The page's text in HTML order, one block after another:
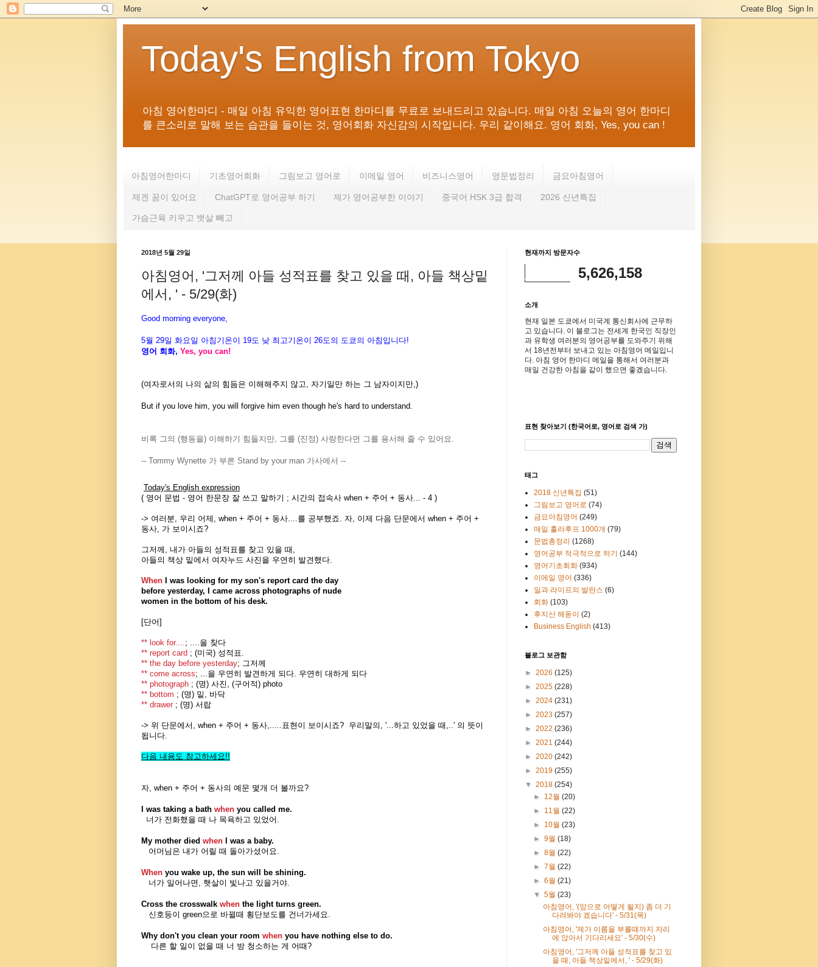
Today's English from Tokyo
아침 영어한마디 - 매일 아침 유익한 영어표현 한마디를 무료로 보내드리고 있습니다. 매일 아침 오늘의 영어 한마디
를 큰소리로 말해 보는 습관을 들이는 것, 영어회화 자신감의 시작입니다. 우리 같이해요. 영어 회화, Yes, you can !
아침영어한마디 기초영어회화 그림보고 영어로 이메일 영어 비즈니스영어 영문법정리 금요아침영어
제겐 꿈이 있어요 ChatGPT로 영어공부 하기 제가 영어공부한 이야기 중국어 HSK 3급 합격 2026 신년특집
가슴근육 키우고 뱃살 빼고
2018년 5월 29일
아침영어, '그저께 아들 성적표를 찾고 있을 때, 아들 책상밑
에서, ' - 5/29(화)
Good morning everyone,
5월 29일 화요일 아침기온이 19도 낮 최고기온이 26도의 도쿄의 아침입니다!
영어 회화, Yes, you can!
(여자로서의 나의 삶의 힘듬은 이해해주지 않고, 자기일만 하는 그 남자이지만,)
But if you love him, you will forgive him even though he's hard to understand.
비록 그의 (행동을) 이해하기 힘들지만, 그를 (진정) 사랑한다면 그를 용서해 줄 수 있어요.
-- Tommy Wynette 가 부른 Stand by your man 가사에서 --
Today's English expression
( 영어 문법 - 영어 한문장 잘 쓰고 말하기 ; 시간의 접속사 when + 주어 + 동사... - 4 )
-> 여러분, 우리 어제, when + 주어 + 동사....를 공부했죠. 자, 이제 다음 단문에서 when + 주어 +
동사, 가 보이시죠?
그저께, 내가 아들의 성적표를 찾고 있을 때,
아들의 책상 밑에서 여자누드 사진 을 우연히 발견했다.
When I was looking for my son's report card the day
before yesterday, I came across photographs of nude
women in the bottom of his desk.
[단어]
** look for....; ....을 찾다
** report card ; (미국) 성적표.
** the day before yesterday; 그저께
** come across; ...을 우연히 발견하게 되다. 우연히 대하게 되다
** photograph ; (명) 사진, (구어적) photo
** bottom ; (명) 밑, 바닥
** drawer ; (명) 서랍
-> 위 단문에서, when + 주어 + 동사,.....표현이 보이시죠? 우리말의, '...하고 있었을 때,..' 의 뜻이
됩니다.
다음 내용도 참고하세요!!
자, when + 주어 + 동사의 예문 몇개 더 볼까요?
I was taking a bath when you called me.
너가 전화했을 때 나 목욕하고 있었어.
My mother died when I was a baby.
어머님은 내가 어릴 때 돌아가셨어요.
When you wake up, the sun will be shining.
너가 일어나면, 햇살이 빛나고 있을거야.
Cross the crosswalk when the light turns green.
신호등이 green으로 바뀔때 횡단보도를 건너가세요.
Why don't you clean your room when you have nothing else to do.
다른 할 일이 없을 때 너 방 청소하는 게 어때?
현재까지 방문자수
5,626,158
소개
현재 일본 도쿄에서 미국계 통신회사에 근무하
고 있습니다. 이 블로그는 전세계 한국인 직장인
과 유학생 여러분의 영어공부를 도와주기 위해
서 18년전부터 보내고 있는 아침영어 메일입니
다. 아침 영어 한마디 메일을 통해서 여러분과
매일 건강한 아침을 같이 했으면 좋겠습니다.
표현 찾아보기 (한국어로, 영어로 검색 가)
태그
2018 신년특집 (51)
그림보고 영어로 (74)
금요아침영어 (249)
매일 훌라후프 1000개 (79)
문법총정리 (1268)
영어공부 적극적으로 하기 (144)
영어기초회화 (934)
이메일 영어 (336)
일과 라이프의 발란스 (6)
회화 (103)
후지산 해돋이 (2)
Business English (413)
블로그 보관함
► 2026 (125)
► 2025 (228)
► 2024 (231)
► 2023 (257)
► 2022 (236)
► 2021 (244)
► 2020 (242)
► 2019 (255)
▼ 2018 (254)
► 12월(20)
► 11월(22)
► 10월(23)
►9월(18)
►8월(22)
►7월(22)
►6월(21)
▼5월(23)
아침영어, '(앞으로 어떻게 될지) 좀 더 기
다려봐야 겠습니다' - 5/31(목)
아침영어, '제가 이름을 부를때까지 자리
에 앉아서 기다리세요' - 5/30(수)
아침영어, '그저께 아들 성적표를 찾고 있
을 때, 아들 책상밑에서, ' - 5/29(화)